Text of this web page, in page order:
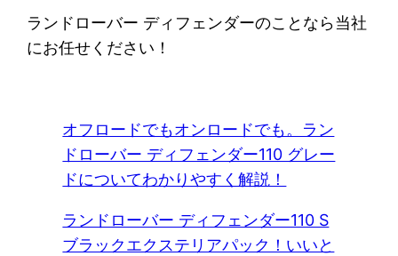
ランドローバー ディフェンダーのことなら当社
にお任せください！
オフロードでもオンロードでも。ラン
ドローバー ディフェンダー110 グレー
ドについてわかりやすく解説！
ランドローバー ディフェンダー110 S
ブラックエクステリアパック！いいと